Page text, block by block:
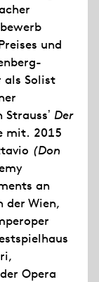
und
Solist
Der
mit. 2015
(Don
an
der Wien,
Opera